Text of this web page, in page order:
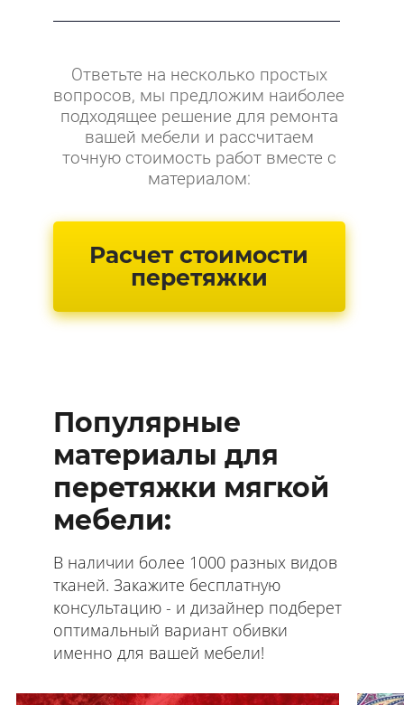
Ответьте на несколько простых
вопросов, мы предложим наиболее
подходящее решение для ремонта
вашей мебели и рассчитаем
точную стоимость работ вместе с
материалом:
Расчет стоимости
перетяжки
Популярные
материалы для
перетяжки мягкой
мебели:
В наличии более 1000 разных видов
тканей. Закажите бесплатную
консультацию - и дизайнер подберет
оптимальный вариант обивки
именно для вашей мебели!